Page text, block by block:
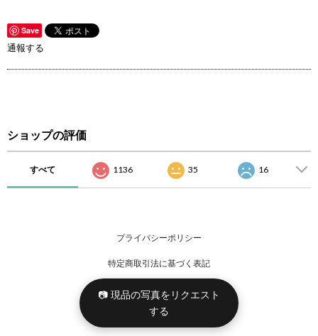
Save
通報する
ショップの評価
すべて 1136 35 16
プライバシーポリシー
特定商取引法に基づく表記
📷 現品の写真をリクエスト
する